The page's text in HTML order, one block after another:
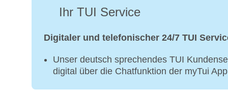
Ihr TUI Service
Digitaler und telefonischer 24/7 TUI
Unser deutsch sprechendes TUI
digital über die Chatfunktion der myTui